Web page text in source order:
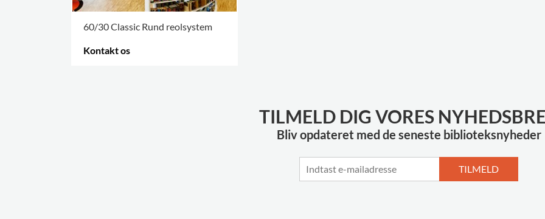
60/30 Classic Rund reolsystem
Kontakt os
TILMELD DIG VORES
Bliv opdateret med de seneste biblioteksnyheder
TILMELD